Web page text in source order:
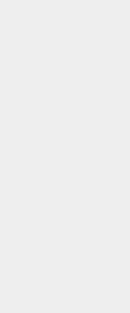
いかめし」